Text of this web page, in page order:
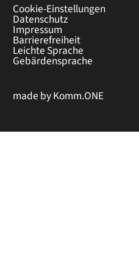
Cookie-Einstellungen
Datenschutz
Impressum
Barrierefreiheit
Leichte Sprache
Gebärdensprache
made byKomm.ONE